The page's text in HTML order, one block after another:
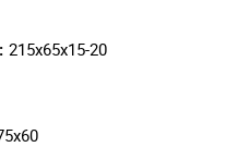
215x65x15-20